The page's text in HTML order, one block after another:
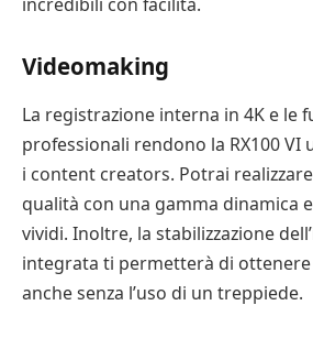
Videomaking
La registrazione interna in 4K e le
professionali rendono la RX100 VI
i content creators. Potrai
qualità con una gamma dinamica
vividi. Inoltre, la stabilizzazione
integrata ti permetterà di
anche senza l’uso di un treppiede.